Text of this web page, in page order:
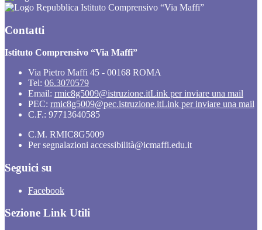
Istituto Comprensivo “Via Maffi”
Contatti
Istituto Comprensivo “Via Maffi”
Via Pietro Maffi 45 - 00168 ROMA
Tel: 06.3070579
Email: rmic8g5009@istruzione.itLink per inviare una mail
PEC: rmic8g5009@pec.istruzione.itLink per inviare una mail
C.F.: 97713640585
C.M. RMIC8G5009
Per segnalazioni accessibilità@icmaffi.edu.it
Seguici su
Facebook
Sezione Link Utili